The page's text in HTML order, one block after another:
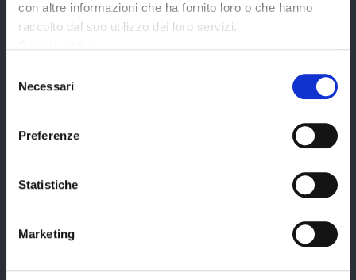
con altre informazioni che ha fornito loro o che hanno
raccolto dal suo utilizzo dei loro servizi.
delNecessari
Preferenze
Statistiche
Marketing